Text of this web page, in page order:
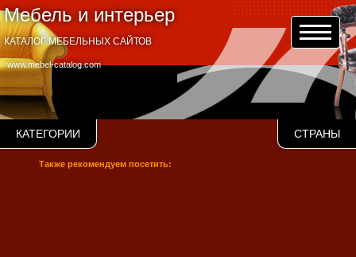
Мебель и интерьер
www.mebel-catalog.com
КАТАЛОГ МЕБЕЛЬНЫХ САЙТОВ
КАТЕГОРИИ СТРАНЫ
Также рекомендуем посетить: